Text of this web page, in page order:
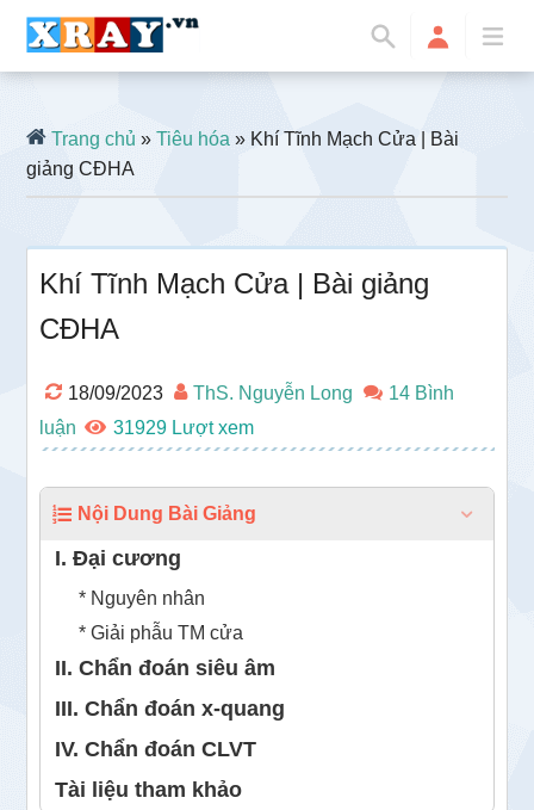
Trang chủ »Tiêu hóa » Khí Tĩnh Mạch Cửa | Bài
giảng CĐHA
Khí Tĩnh Mạch Cửa | Bài giảng
CĐHA
18/09/2023 ThS. Nguyễn Long
14 Bình
luận
31929
Nội Dung Bài Giảng
I. Đại cương
* Nguyên nhân
* Giải phẫu TM cửa
II. Chẩn đoán siêu âm
III. Chẩn đoán x-quang
IV. Chẩn đoán CLVT
Tài liệu tham khảo